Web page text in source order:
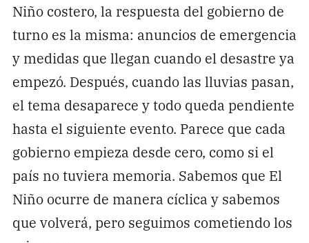
Niño costero, la respuesta del gobierno de
turno es la misma: anuncios de emergencia
y medidas que llegan cuando el desastre ya
empezó. Después, cuando las lluvias pasan,
el tema desaparece y todo queda pendiente
hasta el siguiente evento. Parece que cada
gobierno empieza desde cero, como si el
país no tuviera memoria. Sabemos que El
Niño ocurre de manera cíclica y sabemos
que volverá, pero seguimos cometiendo los